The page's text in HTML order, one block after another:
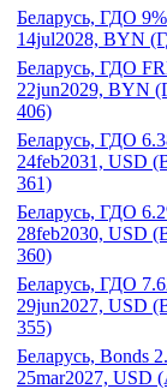
Беларусь, ГДО 9%
14jul2028, BYN
Беларусь, ГДО
22jun2029, BYN
406)
Беларусь, ГДО
24feb2031, USD
361)
Беларусь, ГДО
28feb2030, USD
360)
Беларусь, ГДО
29jun2027, USD
355)
Беларусь, Bonds
25mar2027, USD